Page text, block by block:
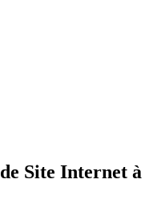
Site Internet à